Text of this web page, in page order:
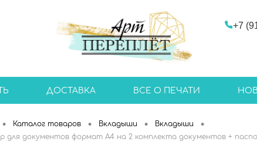
+7
ДОСТАВКА ВСЕ О ПЕЧАТИ
• Каталог товаров • Вкладыши • Вкладыши •
для документов формат А4 на 2 комплекта документов +